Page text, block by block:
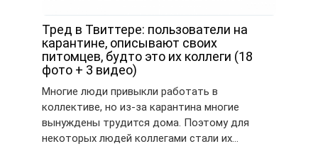
Тред в Твиттере: пользователи на
карантине, описывают своих
питомцев, будто это их коллеги (18
фото + 3 видео)
Многие люди привыкли работать в
коллективе, но из-за карантина многие
вынуждены трудится дома. Поэтому для
некоторых людей коллегами стали их…